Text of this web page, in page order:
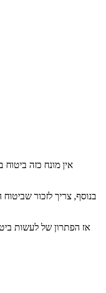
אין מונח כזה
בנוסף, צריך לזכור
אז הפתרון של לעשות